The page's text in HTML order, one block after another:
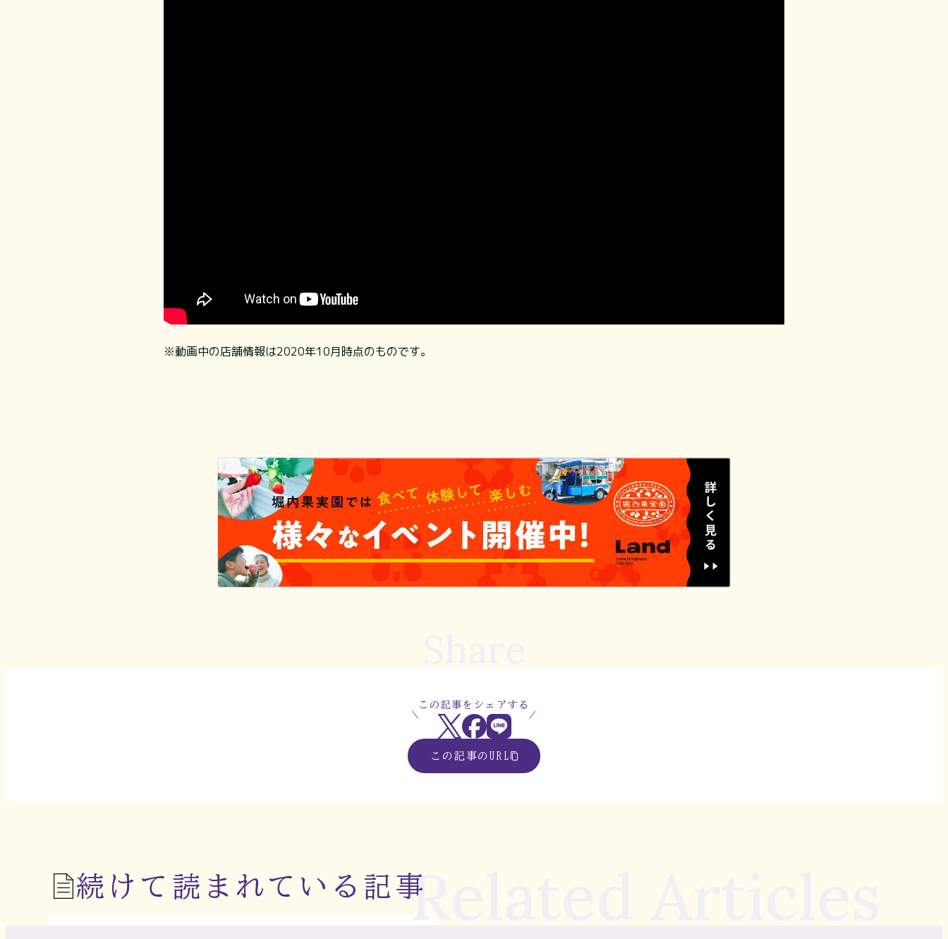
※動画中の店舗情報は2020年10月時点のものです。
この記事をシェアする
この記事のURL
続けて読まれている記事Related Articles